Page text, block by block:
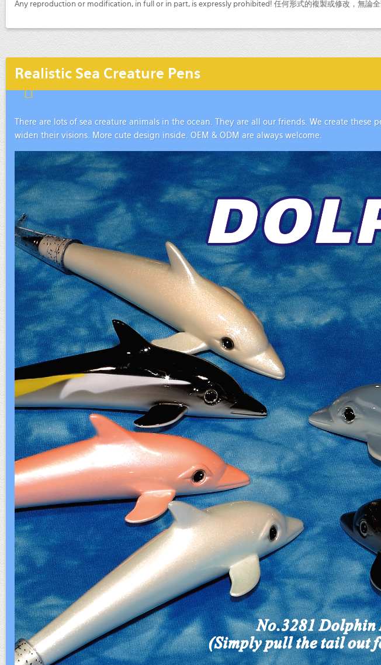
Any reproduction or modification, in full or in part, is expressly prohibited! 任何形式的複製或修改，無論
Realistic Sea Creature Pens
There are lots of sea creature animals in the ocean. They are all our friends. We create
widen their visions. More cute design inside. OEM & ODM are always welcome.